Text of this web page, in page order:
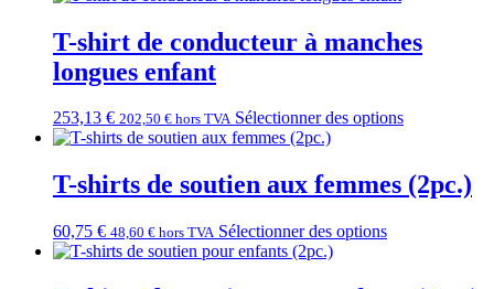
T-shirt de conducteur à manches
longues enfant
253,13 € 202,50 € hors TVA Sélectionner des options
T-shirts de soutien aux femmes (2pc.)
60,75 € 48,60 € hors TVA Sélectionner des options